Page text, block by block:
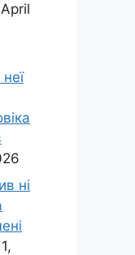
April
ні